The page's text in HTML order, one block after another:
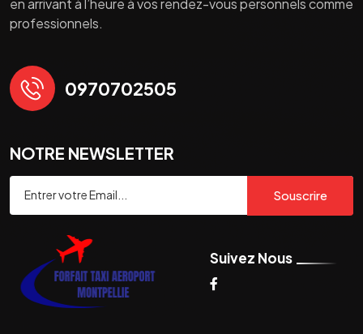
professionnels.
0970702505
NOTRE NEWSLETTER
Souscrire
Suivez Nous